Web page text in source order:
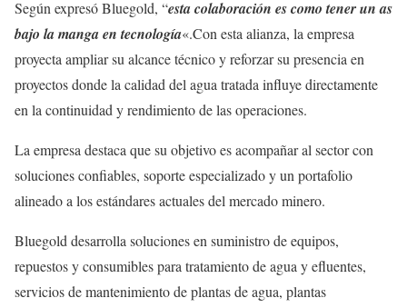
Según expresó Bluegold, “esta colaboración es como tener un as
bajo la manga en tecnología«.Con esta alianza, la empresa
proyecta ampliar su alcance técnico y reforzar su presencia en
proyectos donde la calidad del agua tratada influye directamente
en la continuidad y rendimiento de las operaciones.
La empresa destaca que su objetivo es acompañar al sector con
soluciones confiables, soporte especializado y un portafolio
alineado a los estándares actuales del mercado minero.
Bluegold desarrolla soluciones en suministro de equipos,
repuestos y consumibles para tratamiento de agua y efluentes,
servicios de mantenimiento de plantas de agua, plantas